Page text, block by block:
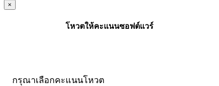
×
โหวตให้คะแนนซอฟต์แวร์
กรุณาเลือกคะแนนโหวต